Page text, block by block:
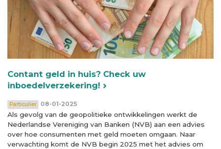
Contant geld in huis? Check uw
inboedelverzekering!
Particulier 08-01-2025
Als gevolg van de geopolitieke ontwikkelingen werkt de
Nederlandse Vereniging van Banken (NVB) aan een advies
over hoe consumenten met geld moeten omgaan. Naar
verwachting komt de NVB begin 2025 met het advies om